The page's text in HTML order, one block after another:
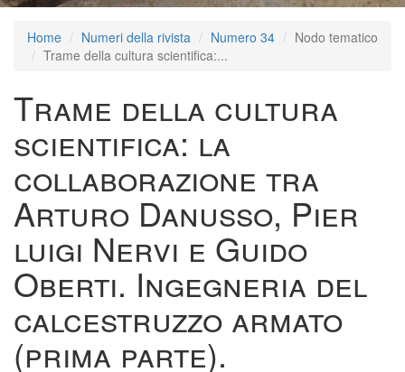
Home Numeri della rivista Numero 34
Nodo tematico
Trame della cultura scientifica:...
Trame della cultura
scientifica: la
collaborazione tra
Arturo Danusso, Pier
luigi Nervi e Guido
Oberti. Ingegneria del
calcestruzzo armato
(prima parte).